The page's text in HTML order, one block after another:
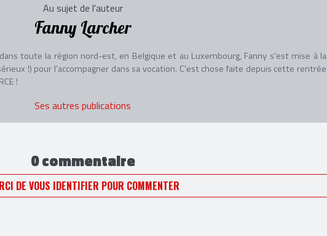
Au sujet de l'auteur
Fanny Larcher
toute la région nord-est, en Belgique et au Luxembourg, Fanny s'est mise à la
!) pour l'accompagner dans sa vocation. C'est chose faite depuis cette rentrée
!
Ses autres publications
0 commentaire
DE VOUS IDENTIFIER POUR COMMENTER